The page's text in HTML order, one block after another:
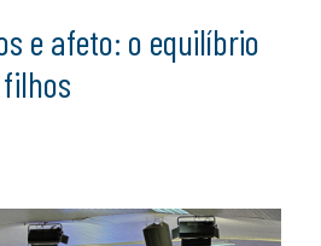
e afeto: o equilíbrio